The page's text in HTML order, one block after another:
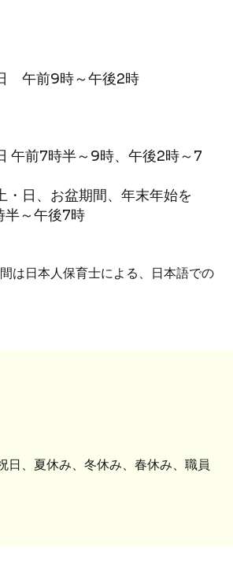
午前9時～午後2時
午前7時半～9時、午後2時～7
・日、お盆期間、年末年始を
半～午後7時
は日本人保育士による、日本語での
日、夏休み、冬休み、春休み、職員